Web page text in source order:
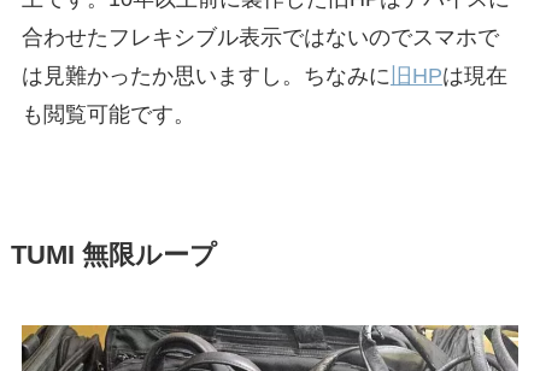
合わせたフレキシブル表示ではないのでスマホで
は見難かったか思いますし。ちなみに 旧HPは現在
も閲覧可能です。
TUMI 無限ループ